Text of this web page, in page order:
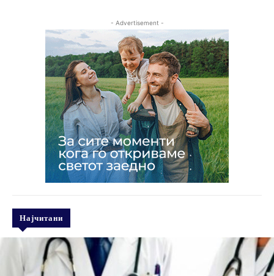
- Advertisement -
Најчитани